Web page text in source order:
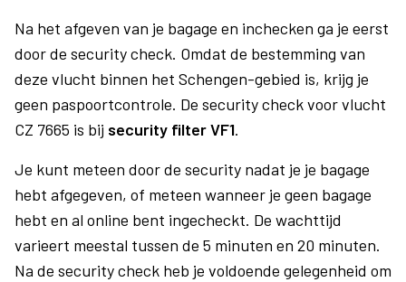
Na het afgeven van je bagage en inchecken ga je eerst
door de security check. Omdat de bestemming van
deze vlucht binnen het Schengen-gebied is, krijg je
geen paspoortcontrole. De security check voor vlucht
CZ 7665 is bij security filter VF1.
Je kunt meteen door de security nadat je je bagage
hebt afgegeven, of meteen wanneer je geen bagage
hebt en al online bent ingecheckt. De wachttijd
varieert meestal tussen de 5 minuten en 20 minuten.
Na de security check heb je voldoende gelegenheid om